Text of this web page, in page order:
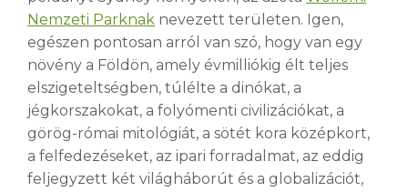
Nemzeti Parknak nevezett területen. Igen,
egészen pontosan arról van szó, hogy van egy
növény a Földön, amely évmilliókig élt teljes
elszigeteltségben, túlélte a dinókat, a
jégkorszakokat, a folyómenti civilizációkat, a
görög-római mitológiát, a sötét kora középkort,
a felfedezéseket, az ipari forradalmat, az eddig
feljegyzett két világháborút és a globalizációt,